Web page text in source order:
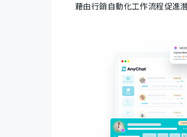
藉由行銷自動化工作流程促進